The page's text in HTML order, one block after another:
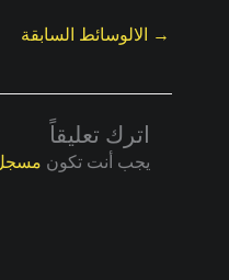
→ الالوسائط السابقة
اترك تعليقاً
يجب أنت تكون